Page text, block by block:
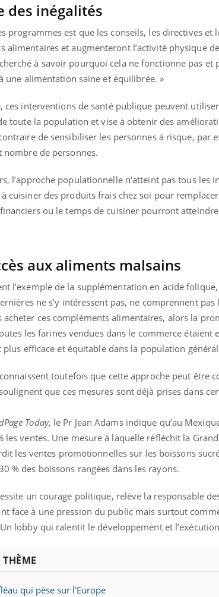
des inégalités
programmes est que les conseils, les directives et
alimentaires et augmenteront l’activité physique
à savoir pourquoi cela ne fonctionne pas et
une alimentation saine et équilibrée. »
ces interventions de santé publique peuvent
toute la population et vise à obtenir des
de sensibiliser les personnes à risque, par
nombre de personnes.
l’approche populationnelle n'atteint pas tous les
cuisiner des produits frais chez soi pour
ou le temps de cuisiner pourront
aux aliments malsains
l’exemple de la supplémentation en acide
ne s’y intéressent pas, ne comprennent
acheter ces compléments alimentaires, alors la
les farines vendues dans le commerce étaient
efficace et équitable dans la population
toutefois que cette approche peut être
que ces mesures sont déjà prises dans
Today, le Pr Jean Adams indique qu’au
les ventes. Une mesure à laquelle réfléchit la
les ventes promotionnelles sur les boissons
% des boissons rangées dans les rayons.
un courage politique, relève la responsable
face à une pression du public mais surtout
lobby qui ralentit le développement et
qui pèse sur l'Europe
de
de
de
Youtube
Un « jumeau numérique » pour
faciliter l’accès à la médecine
préventiveYoutube
Un établissement lié à un groupe
mutualiste innove en matière de bilan
numérique » permet ...